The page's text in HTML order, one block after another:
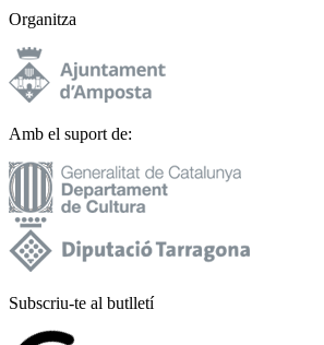
Organitza
Amb el suport de:
Subscriu-te al butlletí